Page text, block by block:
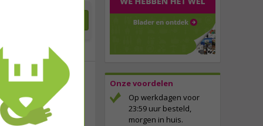
Onze voordelen
Op werkdagen voor
23:59 uur besteld,
morgen in huis.
3,50
incl. btw